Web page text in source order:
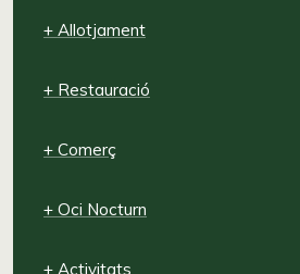
+ Allotjament
+ Restauració
+ Comerç
+ Oci Nocturn
+ Activitats